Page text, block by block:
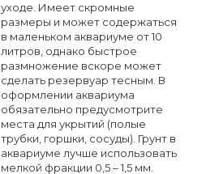
уходе. Имеет скромные
размеры и может содержаться
в маленьком аквариуме от 10
литров, однако быстрое
размножение вскоре может
сделать резервуар тесным. В
оформлении аквариума
обязательно предусмотрите
места для укрытий (полые
трубки, горшки, сосуды). Грунт в
аквариуме лучше использовать
мелкой фракции 0,5 – 1,5 мм.